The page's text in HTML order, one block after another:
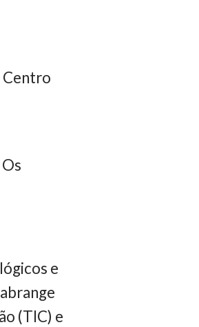
Centro
e
(TIC) e